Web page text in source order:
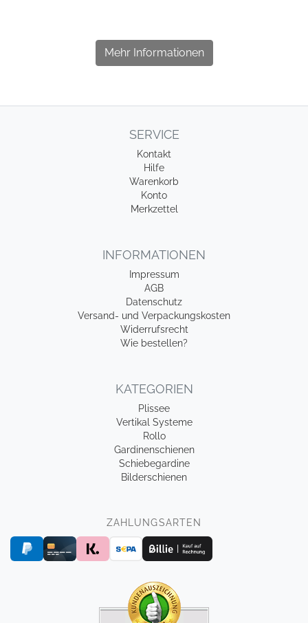
Mehr Informationen
SERVICE
Kontakt
Hilfe
Warenkorb
Konto
Merkzettel
INFORMATIONEN
Impressum
AGB
Datenschutz
Versand- und Verpackungskosten
Widerrufsrecht
Wie bestellen?
KATEGORIEN
Plissee
Vertikal Systeme
Rollo
Gardinenschienen
Schiebegardine
Bilderschienen
ZAHLUNGSARTEN